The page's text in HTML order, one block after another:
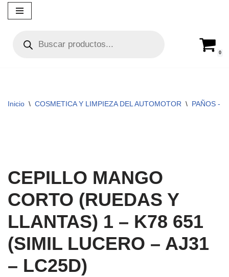
contenido
0
Inicio \ COSMETICA Y LIMPIEZA DEL AUTOMOTOR \ PAÑOS -
CEPILLO MANGO
CORTO (RUEDAS Y
LLANTAS) 1 – K78 651
(SIMIL LUCERO – AJ31
– LC25D)